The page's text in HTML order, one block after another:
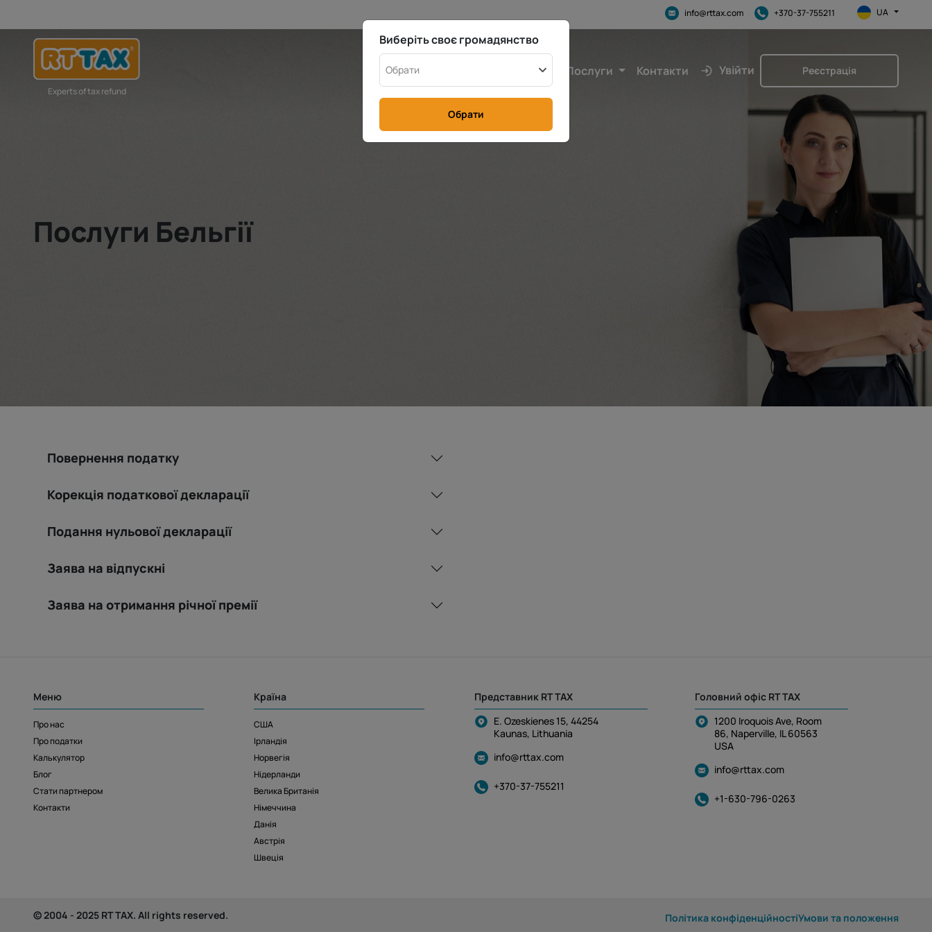
info@rttax.com +370-37-755211 UA
Experts of tax refund
Калькулятор Послуги Контакти Увійти Реєстрація
Послуги Бельгії
Повернення податку
Корекція податкової декларації
Подання нульової декларації
Заява на відпускні
Заява на отримання річної премії
Меню
Про нас
Про податки
Калькулятор
Блог
Стати партнером
Контакти
Країна
США
Ірландія
Норвегія
Нідерланди
Велика Британія
Німеччина
Данія
Австрія
Швеція
Представник RT TAX
E. Ozeskienes 15, 44254
Kaunas, Lithuania
info@rttax.com
+370-37-755211
Головний офіс RT TAX
1200 Iroquois Ave, Room
86, Naperville, IL 60563
USA
info@rttax.com
+1-630-796-0263
© 2004 - 2025 RT TAX. All rights reserved. Політика конфіденційностіУмови та положення
Виберіть своє громадянство
Обрати
Обрати